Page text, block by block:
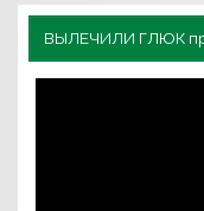
ВЫЛЕЧИЛИ ГЛЮК